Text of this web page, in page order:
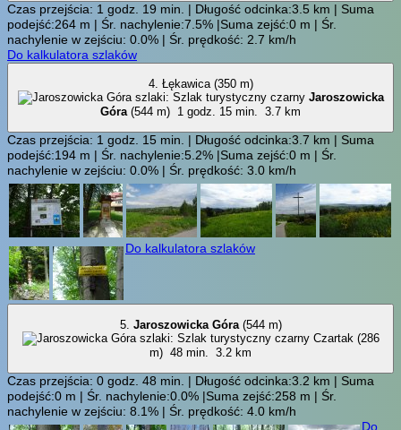
Czas przejścia: 1 godz. 19 min. | Długość odcinka:3.5 km | Suma
podejść:264 m | Śr. nachylenie:7.5% |Suma zejść:0 m | Śr.
nachylenie w zejściu: 0.0% | Śr. prędkość: 2.7 km/h
Do kalkulatora szlaków
4. Łękawica (350 m)
Jaroszowicka
Góra (544 m) 1 godz. 15 min. 3.7 km
Czas przejścia: 1 godz. 15 min. | Długość odcinka:3.7 km | Suma
podejść:194 m | Śr. nachylenie:5.2% |Suma zejść:0 m | Śr.
nachylenie w zejściu: 0.0% | Śr. prędkość: 3.0 km/h
Do kalkulatora szlaków
5. Jaroszowicka Góra
(544 m)
Czartak (286
m) 48 min. 3.2 km
Czas przejścia: 0 godz. 48 min. | Długość odcinka:3.2 km | Suma
podejść:0 m | Śr. nachylenie:0.0% |Suma zejść:258 m | Śr.
nachylenie w zejściu: 8.1% | Śr. prędkość: 4.0 km/h
Do